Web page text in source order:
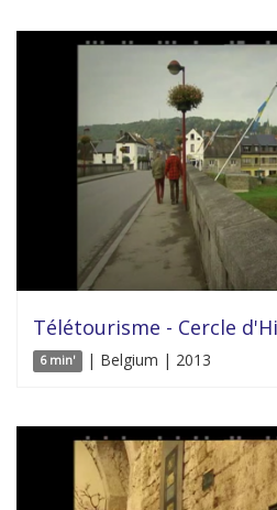
Télétourisme - Cercle
6 min' | Belgium | 2013